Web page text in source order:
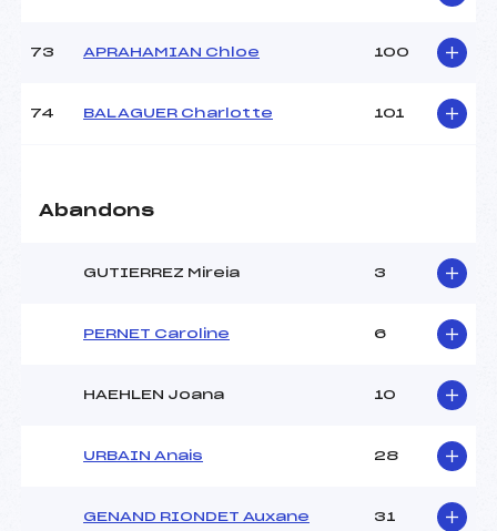
73 APRAHAMIAN Chloe 100
74 BALAGUER Charlotte 101
Abandons
GUTIERREZ Mireia 3
PERNET Caroline 6
HAEHLEN Joana 10
URBAIN Anais 28
GENAND RIONDET Auxane 31